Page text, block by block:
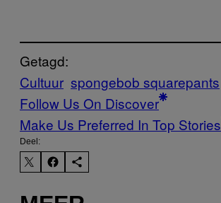
Getagd:
Cultuur spongebob squarepants
Follow Us On Discover
Make Us Preferred In Top Stories
Deel: